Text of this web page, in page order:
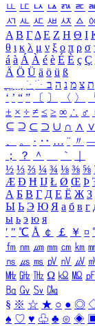
ㅥ ㅦ ㅧ ㅨ ㅩ ㅪ
ㅺ ㅻ ㅼ ㅽ ㅾ ㅿ
Α Β ΓΔ Ε Ζ Η Θ Ι
θ ι κ λ μ ν ξ ο π ρ σ
á à Á À é è É È ç Ç
Ä Ö Ü ä ö ü ß
ִֶֹ ֻּ ׁׂ ת צ מ נ ה ב
‘ ’ “ ” 〔 〕 〈 〉 「
± × ÷ ≠ ≤ ≥ ∞ ∴ ♂
⊆ ⊇ ⊂ ⊃ ∪ ∩ ∧ ∨
、
。 · ‥ … ¨ 〃
；
？ ＾ ｀
½ ⅓ ⅔ ¼ ¾ ⅛ ⅜ ⅝
Æ Ð Ħ Ĳ Ł Ø Œ Þ
А Б В Г Д Е Ё Ж З
Ы Ь Э Ю Я а б в г
ы ь э ю я
′ ″ ℃ Å ￠ ￡ ￥ ¤
㎙ ㎚ ㎛ ㎜ ㎝ ㎞
㎱ ㎲ ㎳ ㎴ ㎵ ㎶
㎒ ㎓ ㎔ Ω ㏀ ㏁ ㎊
㏃ ㏉ ㏜ ㏆
§ ※ ☆ ★ ○ ● ◎
♠ ♡ ♥ ♧ ♣ ⊙ ◈